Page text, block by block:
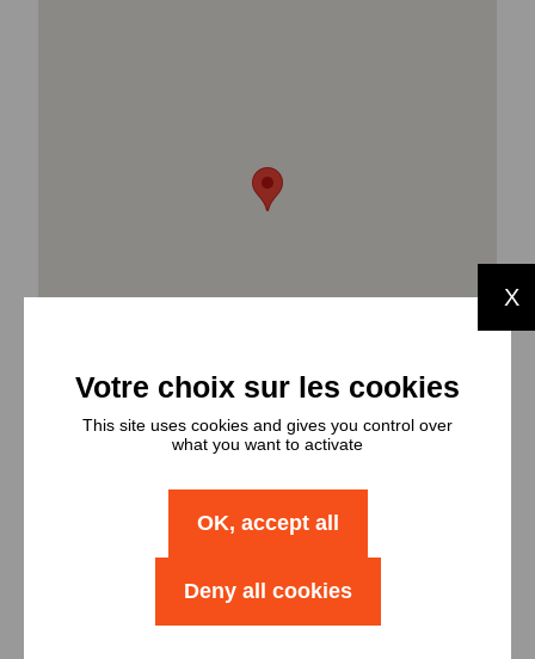
Types et
nombres de
X
This site uses cookies and gives you control over
what you want to activate
OK, accept all
Deny all cookies